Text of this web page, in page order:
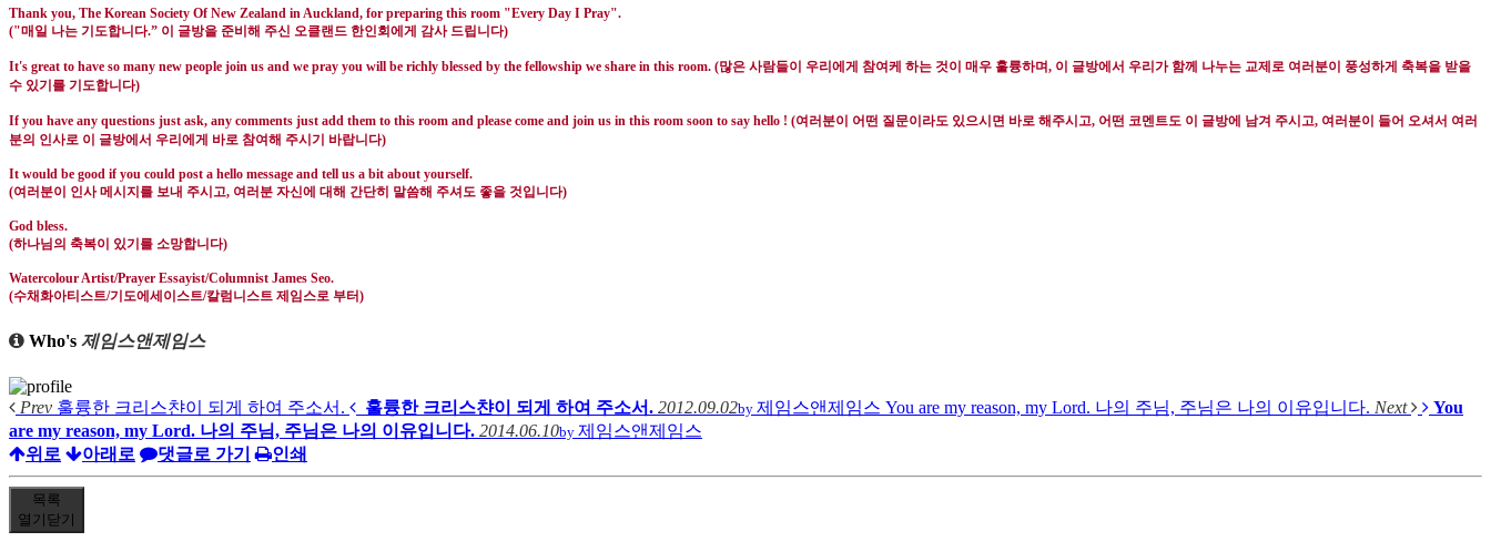
Thank you, The Korean Society Of New Zealand in Auckland, for preparing this room "Every Day I Pray".
("매일 나는 기도합니다.” 이 글방을 준비해 주신 오클랜드 한인회에게 감사 드립니다)
It's great to have so many new people join us and we pray you will be richly blessed by the fellowship we share in this room. (많은 사람들이 우리에게 참여케 하는 것이 매우 훌륭하며, 이 글방에서 우리가 함께 나누는 교제로 여러분이 풍성하게 축복을 받을
수 있기를 기도합니다)
If you have any questions just ask, any comments just add them to this room and please come and join us in this room soon to say hello ! (여러분이 어떤 질문이라도 있으시면 바로 해주시고, 어떤 코멘트도 이 글방에 남겨 주시고, 여러분이 들어 오셔서 여러
분의 인사로 이 글방에서 우리에게 바로 참여해 주시기 바랍니다)
It would be good if you could post a hello message and tell us a bit about yourself.
(여러분이 인사 메시지를 보내 주시고, 여러분 자신에 대해 간단히 말씀해 주셔도 좋을 것입니다)
God bless.
(하나님의 축복이 있기를 소망합니다)
Watercolour Artist/Prayer Essayist/Columnist James Seo.
(수채화아티스트/기도에세이스트/칼럼니스트 제임스로 부터)
Who's 제임스앤제임스
Prev 훌륭한 크리스챤이 되게 하여 주소서. 훌륭한 크리스챤이 되게 하여 주소서. 2012.09.02by 제임스앤제임스 You are my reason, my Lord. 나의 주님, 주님은 나의 이유입니다. Next
You
are my reason, my Lord. 나의 주님, 주님은 나의 이유입니다. 2014.06.10by 제임스앤제임스
위로
아래로 댓글로 가기 인쇄
목록
열기 닫기